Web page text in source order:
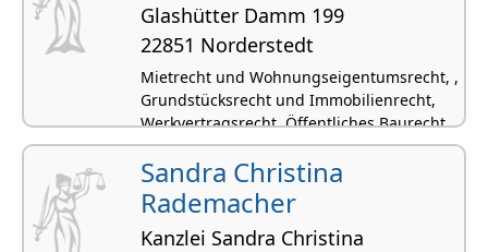
Glashütter Damm 199
22851 Norderstedt
Mietrecht und Wohnungseigentumsrecht, ,
Grundstücksrecht und Immobilienrecht,
Werkvertragsrecht, Öffentliches Baurecht
Sandra Christina
Rademacher
Kanzlei Sandra Christina